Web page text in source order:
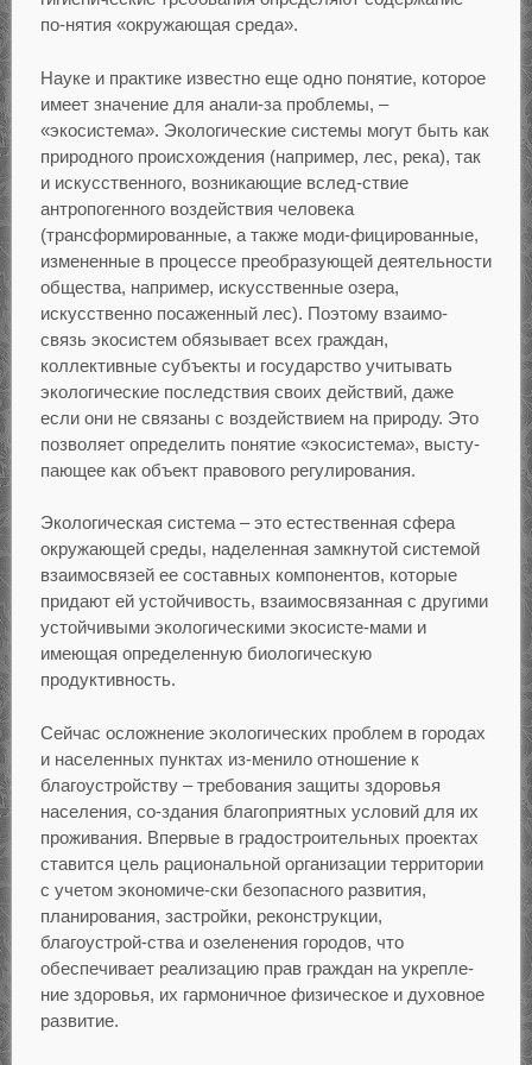
по-нятия «окружающая среда».
Науке и практике известно еще одно понятие, которое
имеет значение для анали-за проблемы, –
«экосистема». Экологические системы могут быть как
природного происхождения (например, лес, река), так
и искусственного, возникающие вслед-ствие
антропогенного воздействия человека
(трансформированные, а также моди-фицированные,
измененные в процессе преобразующей деятельности
общества, например, искусственные озера,
искусственно посаженный лес). Поэтому взаимо-
связь экосистем обязывает всех граждан,
коллективные субъекты и государство учитывать
экологические последствия своих действий, даже
если они не связаны с воздействием на природу. Это
позволяет определить понятие «экосистема», высту-
пающее как объект правового регулирования.
Экологическая система – это естественная сфера
окружающей среды, наделенная замкнутой системой
взаимосвязей ее составных компонентов, которые
придают ей устойчивость, взаимосвязанная с другими
устойчивыми экологическими экосисте-мами и
имеющая определенную биологическую
продуктивность.
Сейчас осложнение экологических проблем в городах
и населенных пунктах из-менило отношение к
благоустройству – требования защиты здоровья
населения, со-здания благоприятных условий для их
проживания. Впервые в градостроительных проектах
ставится цель рациональной организации территории
с учетом экономиче-ски безопасного развития,
планирования, застройки, реконструкции,
благоустрой-ства и озеленения городов, что
обеспечивает реализацию прав граждан на укрепле-
ние здоровья, их гармоничное физическое и духовное
развитие.